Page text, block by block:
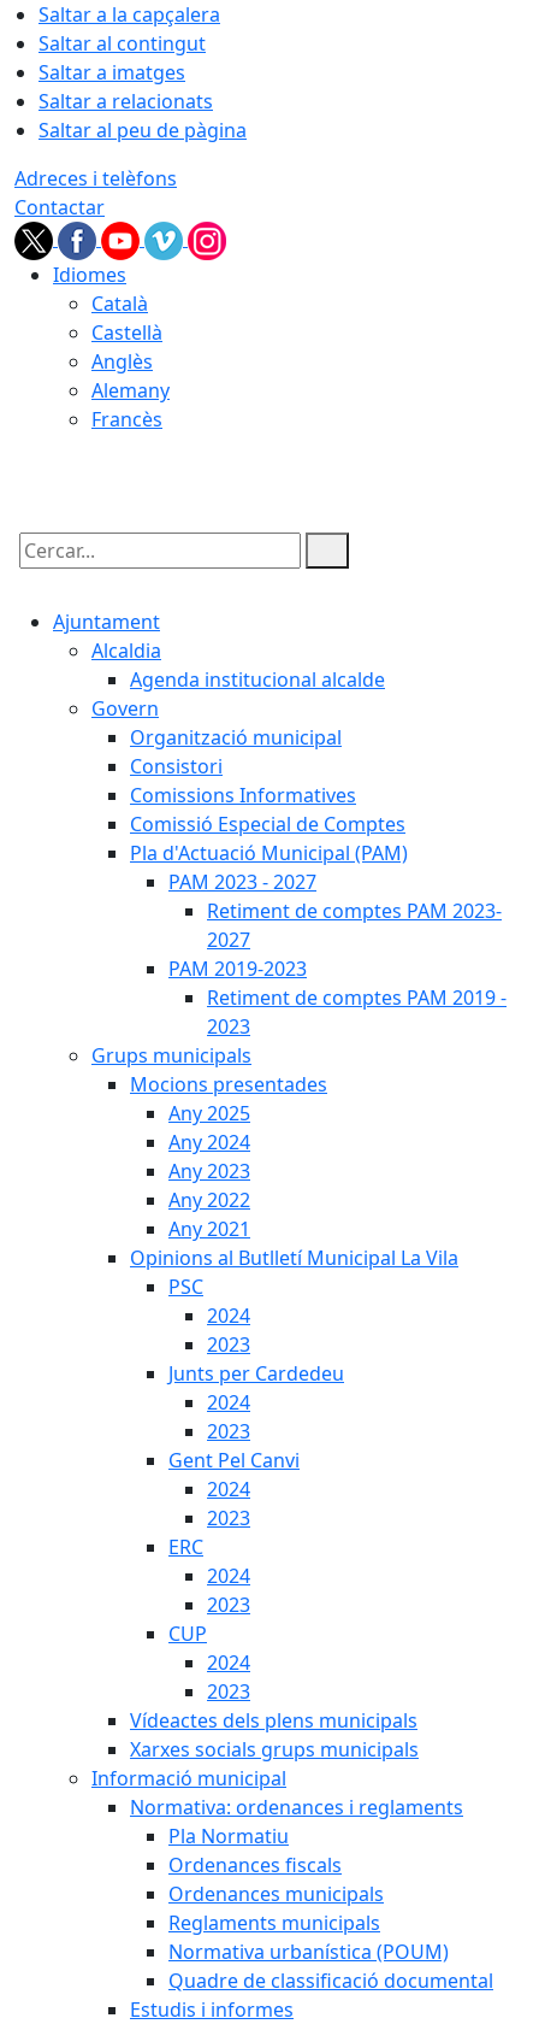
Saltar a la capçalera
Saltar al contingut
Saltar a imatges
Saltar a relacionats
Saltar al peu de pàgina
Adreces i telèfons
Contactar
Idiomes
Català
Castellà
Anglès
Alemany
Francès
Cercar:
Ajuntament
Alcaldia
Agenda institucional alcalde
Govern
Organització municipal
Consistori
Comissions Informatives
Comissió Especial de Comptes
Pla d'Actuació Municipal (PAM)
PAM 2023 - 2027
Retiment de comptes PAM 2023-
2027
PAM 2019-2023
Retiment de comptes PAM 2019 -
2023
Grups municipals
Mocions presentades
Any 2025
Any 2024
Any 2023
Any 2022
Any 2021
Opinions al Butlletí Municipal La Vila
PSC
2024
2023
Junts per Cardedeu
2024
2023
Gent Pel Canvi
2024
2023
ERC
2024
2023
CUP
2024
2023
Vídeactes dels plens municipals
Xarxes socials grups municipals
Informació municipal
Normativa: ordenances i reglaments
Pla Normatiu
Ordenances fiscals
Ordenances municipals
Reglaments municipals
Normativa urbanística (POUM)
Quadre de classificació documental
Estudis i informes